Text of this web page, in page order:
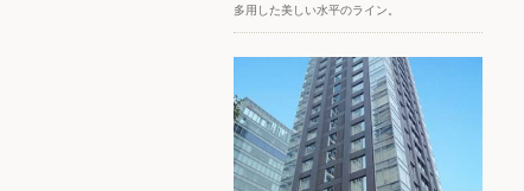
多用した美しい水平のライン。